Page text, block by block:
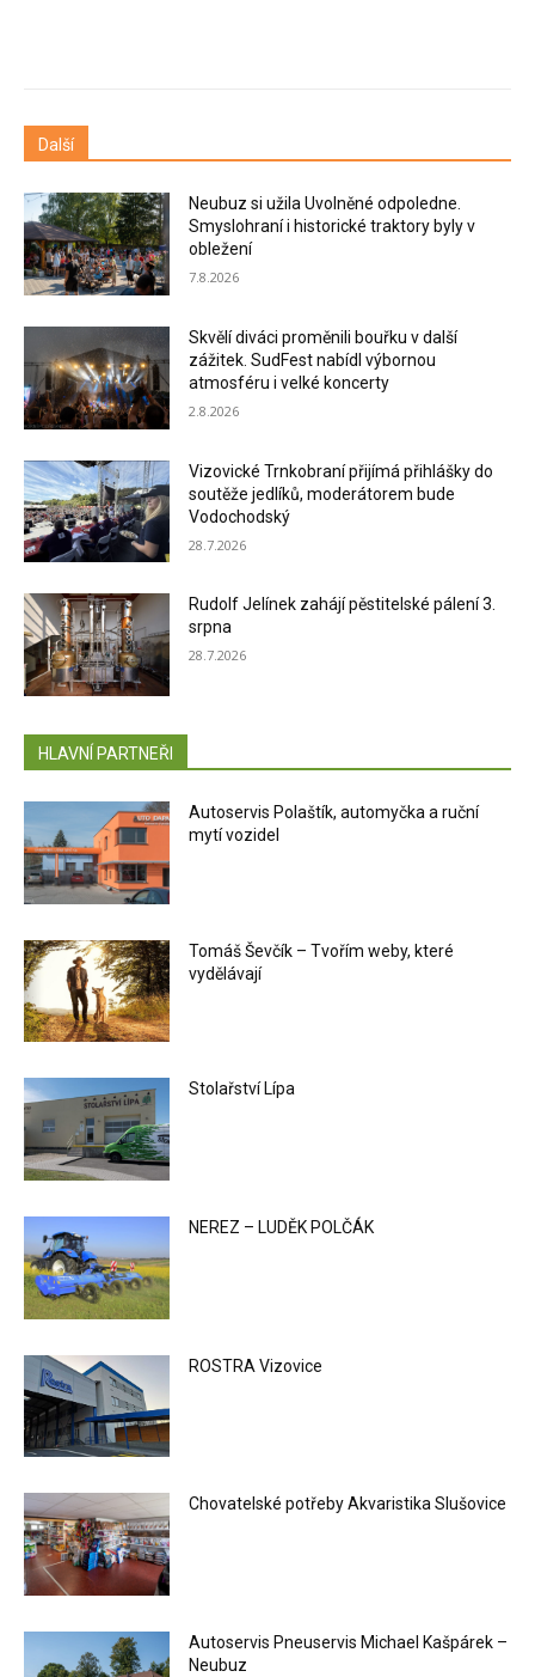
Další
Neubuz si užila Uvolněné odpoledne.
Smyslohraní i historické traktory byly v
obležení
7.8.2026
Skvělí diváci proměnili bouřku v další
zážitek. SudFest nabídl výbornou
atmosféru i velké koncerty
2.8.2026
Vizovické Trnkobraní přijímá přihlášky do
soutěže jedlíků, moderátorem bude
Vodochodský
28.7.2026
Rudolf Jelínek zahájí pěstitelské pálení 3.
srpna
28.7.2026
HLAVNÍ PARTNEŘI
Autoservis Polaštík, automyčka a ruční
mytí vozidel
Tomáš Ševčík – Tvořím weby, které
vydělávají
Stolařství Lípa
NEREZ – LUDĚK POLČÁK
ROSTRA Vizovice
Chovatelské potřeby Akvaristika Slušovice
Autoservis Pneuservis Michael Kašpárek –
Neubuz